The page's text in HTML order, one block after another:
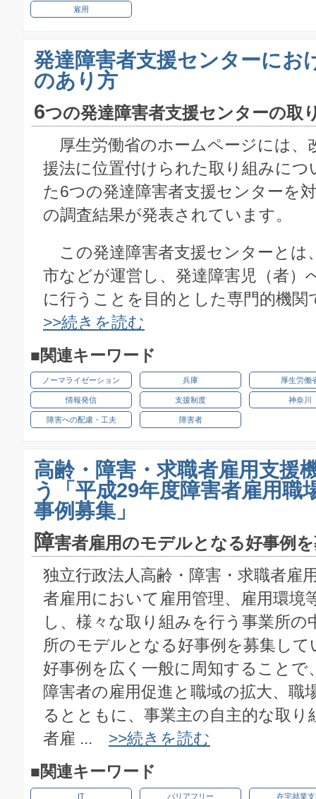
雇用
発達障害者支援センターにお
のあり方
6つの発達障害者支援センターの取
厚生労働省のホームページには、
援法に位置付けられた取り組みにつ
た6つの発達障害者支援センターを
の調査結果が発表されています。
この発達障害者支援センターとは
市などが運営し、発達障害児（者）
に行うことを目的とした専門的機
>>続きを読む
■関連キーワード
ノーマライゼーション 兵庫 厚生労働
情報発信 支援制度 神奈川
障害への配慮・工夫 障害者
高齢・障害・求職者雇用支援
う「平成29年度障害者雇用職
事例募集」
障害者雇用のモデルとなる好事例
独立行政法人高齢・障害・求職者雇
者雇用において雇用管理、雇用環境
し、様々な取り組みを行う事業所の
所のモデルとなる好事例を募集し
好事例を広く一般に周知することで
障害者の雇用促進と職域の拡大、職
るとともに、事業主の自主的な取り
者雇 ... >>続きを読む
■関連キーワード
IT バリアフリー 在宅就業